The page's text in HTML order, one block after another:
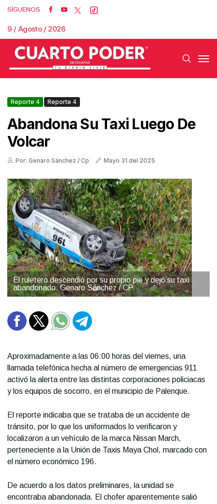
SÍGUENOS
9 / Agosto / 2026
Reporte 4 Reporte 4
Abandona Su Taxi Luego De
Volcar
Por: Genaro Sánchez / Cp Mayo 31 del 2025
El ruletero descendió por su propio pie y dejó su taxi
abandonado. Genaro Sánchez / CP
Aproximadamente a las 06:00 horas del viernes, una
llamada telefónica hecha al número de emergencias 911
activó la alerta entre las distintas corporaciones policiacas
y los equipos de socorro, en el municipio de Palenque.
El reporte indicaba que se trataba de un accidente de
tránsito, por lo que los uniformados lo verificaron y
localizaron a un vehículo de la marca Nissan March,
perteneciente a la Unión de Taxis Maya Chol, marcado con
el número económico 196.
De acuerdo a los datos preliminares, la unidad se
encontraba abandonada. El chofer aparentemente salió